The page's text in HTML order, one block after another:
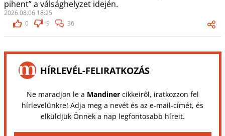
pihent” a válsághelyzet idején.
2026.08.06 18:25
0
9 36
HÍRLEVÉL-FELIRATKOZÁS
Ne maradjon le a Mandinercikkeiről, iratkozzon fel
hírlevelünkre! Adja meg a nevét és az e-mail-címét, és
elküldjük Önnek a nap legfontosabb híreit.